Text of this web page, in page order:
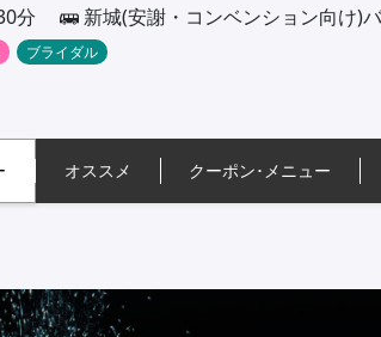
分 新城(安謝・コンベンション向け)
ブライダル
オススメ クーポン･ メニュー